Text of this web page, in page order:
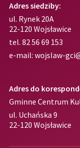
Adres siedziby:
ul. Rynek 20A
22-120 Wojsławice
tel. 82 56 69 153
e-mail: wojslaw-
Adres do
Gminne Centrum
ul. Uchańska 9
22-120 Wojsławice